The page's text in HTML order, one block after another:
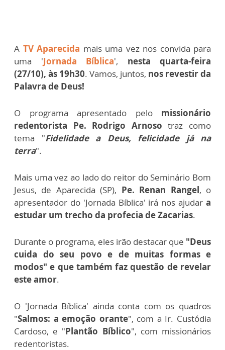
A TV Aparecida mais uma vez nos convida para
uma 'Jornada Bíblica', nesta quarta-feira
(27/10), às 19h30. Vamos, juntos, nos revestir da
Palavra de Deus!
O programa apresentado pelo missionário
redentorista Pe. Rodrigo Arnoso traz como
tema "Fidelidade a Deus, felicidade já na
terra".
Mais uma vez ao lado do reitor do Seminário Bom
Jesus, de Aparecida (SP), Pe. Renan Rangel, o
apresentador do 'Jornada Bíblica' irá nos ajudar a
estudar um trecho da profecia de Zacarias.
Durante o programa, eles irão destacar que "Deus
cuida do seu povo e de muitas formas e
modos" e que também faz questão de revelar
este amor.
O 'Jornada Bíblica' ainda conta com os quadros
"Salmos: a emoção orante", com a Ir. Custódia
Cardoso, e "Plantão Bíblico", com missionários
redentoristas.